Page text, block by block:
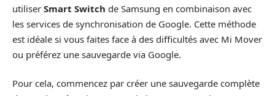
utiliser Smart Switch de Samsung en combinaison avec
les services de synchronisation de Google. Cette méthode
est idéale si vous faites face à des difficultés avec Mi Mover
ou préférez une sauvegarde via Google.
Pour cela, commencez par créer une sauvegarde complète